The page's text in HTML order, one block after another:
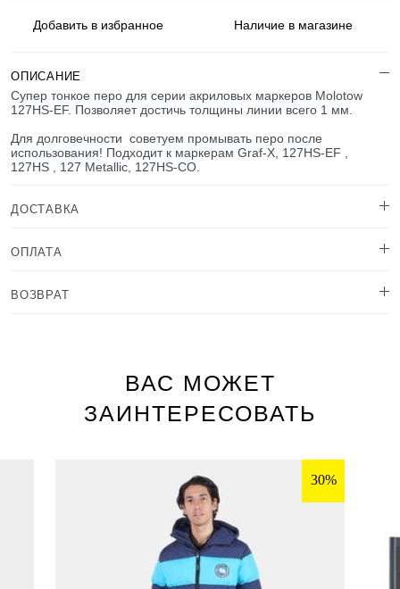
Добавить в избранное Наличиев магазине
ОПИСАНИЕ
Супер тонкое перо для серии акриловых маркеров Molotow
127HS-EF. Позволяет достичь толщины линии всего 1 мм.
Для долговечности советуем промывать перо после
использования! Подходит к маркерам Graf-X, 127HS-EF ,
127HS , 127 Metallic, 127HS-CO.
ДОСТАВКА
ОПЛАТА
ВОЗВРАТ
ВАС МОЖЕТ
ЗАИНТЕРЕСОВАТЬ
30%